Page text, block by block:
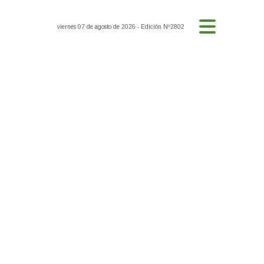
viernes 07 de agosto de 2026 - Edición Nº2802